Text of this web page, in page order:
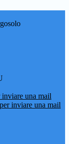
una mail
inviare una mail